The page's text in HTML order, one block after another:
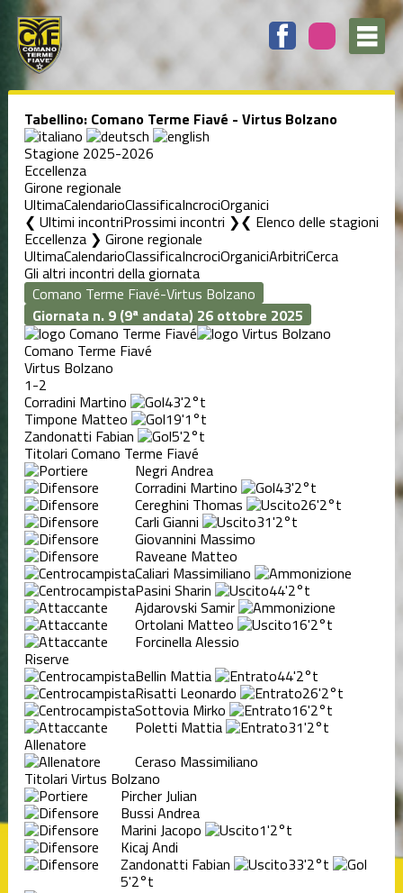
Tabellino: Comano Terme Fiavé - Virtus Bolzano
Stagione 2025-2026
Eccellenza
Girone regionale
UltimaCalendarioClassificaIncrociOrganici
❮ Ultimi incontriProssimi incontri ❯ Elenco delle stagioni
Eccellenza ❯ Girone regionale
UltimaCalendarioClassificaIncrociOrganiciArbitriCerca
Gli altri incontri della giornata
Giornata n. 9 (9ª andata) 26 ottobre 2025
Comano Terme Fiavé
Virtus Bolzano
1-2
Corradini Martino 43'2°t
Timpone Matteo 19'1°t
Zandonatti Fabian 5'2°t
Titolari Comano Terme Fiavé
Negri Andrea
Corradini Martino 43'2°t
Cereghini Thomas 26'2°t
Carli Gianni 31'2°t
Giovannini Massimo
Raveane Matteo
Caliari Massimiliano
Pasini Sharin 44'2°t
Ajdarovski Samir
Ortolani Matteo 16'2°t
Forcinella Alessio
Riserve
Bellin Mattia 44'2°t
Risatti Leonardo 26'2°t
Sottovia Mirko 16'2°t
Poletti Mattia 31'2°t
Allenatore
Ceraso Massimiliano
Titolari Virtus Bolzano
Pircher Julian
Bussi Andrea
Marini Jacopo 1'2°t
Kicaj Andi
Zandonatti Fabian 33'2°t
5'2°t